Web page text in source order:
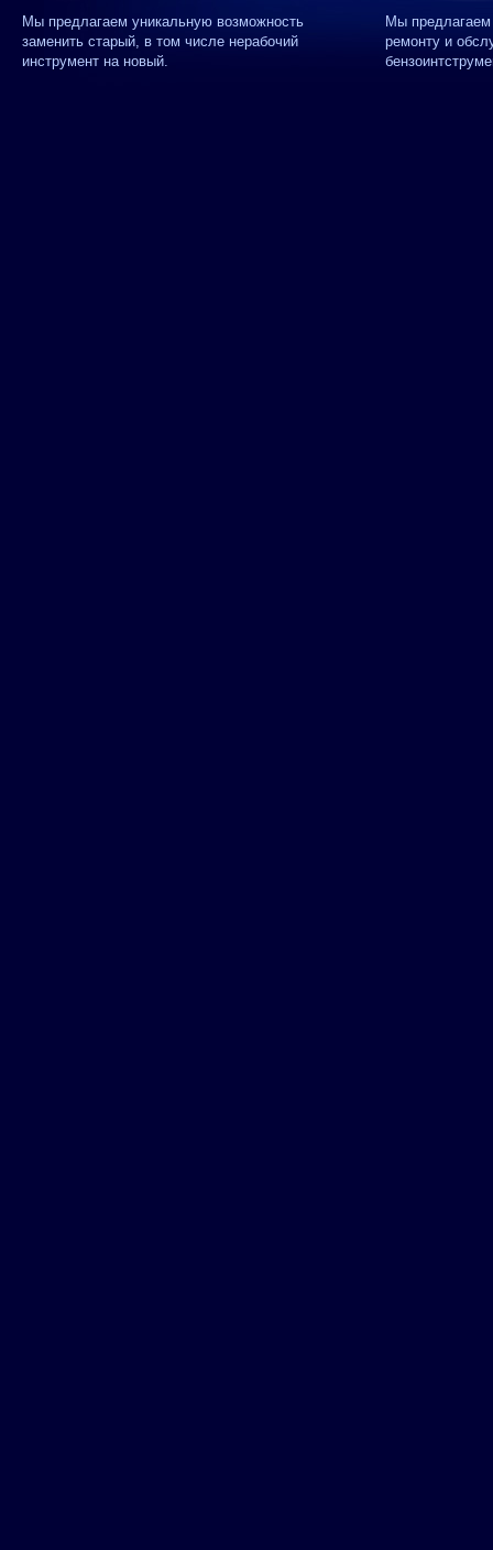
Мы предлагаем уникальную возможность
заменить старый, в том числе нерабочий
инструмент на новый.
Мы
ремонту и